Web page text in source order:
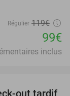
Régulier 119€
99€
inclus
out tardif